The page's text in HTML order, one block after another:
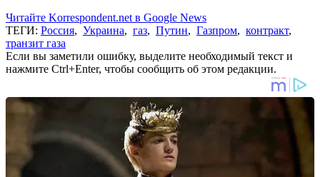
Читайте Korrespondent.net в Google News
ТЕГИ: Россия, Украина, газ, Путин, Газпром, контракт,
транзит газа
Если вы заметили ошибку, выделите необходимый текст и
нажмите Ctrl+Enter, чтобы сообщить об этом редакции.